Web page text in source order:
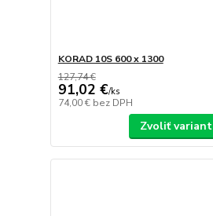
KORAD 10S 600 x 1300
127,74 €
91,02 €/ks
74,00 € bez DPH
Zvoliť variant